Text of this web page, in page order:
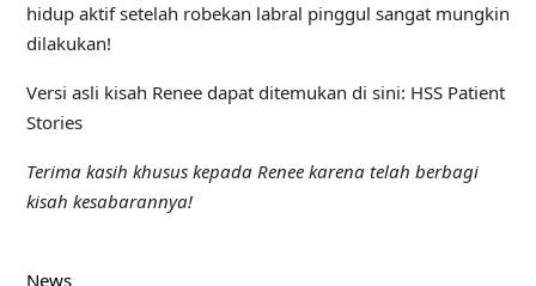
hidup aktif setelah robekan labral pinggul sangat mungkin
dilakukan!
Versi asli kisah Renee dapat ditemukan di sini: HSS Patient
Stories
Terima kasih khusus kepada Renee karena telah berbagi
kisah kesabarannya!
News